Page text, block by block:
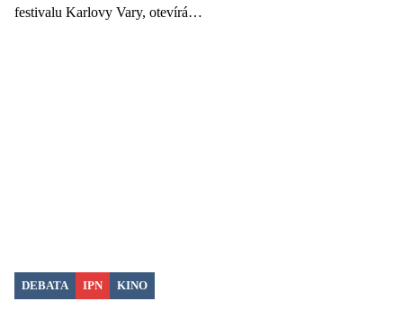
festivalu Karlovy Vary, otevírá…
DEBATA IPN KINO